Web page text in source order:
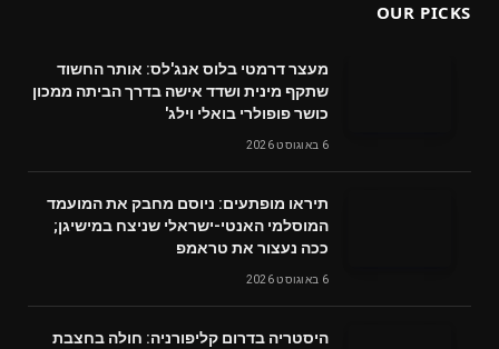
OUR PICKS
מעצר דרמטי בלוס אנג'לס: אותר החשוד
שתקף מינית ושדד אישה בדרך הביתה ממכון
כושר פופולרי בואלי וילג'
6 באוגוסט 2026
תיראו מופתעים: ניוסם מחבק את המועמד
המוסלמי האנטי-ישראלי שניצח במישיגן;
ככה נעצור את טראמפ
6 באוגוסט 2026
היסטריה בדרום קליפורניה: חולה בחצבת